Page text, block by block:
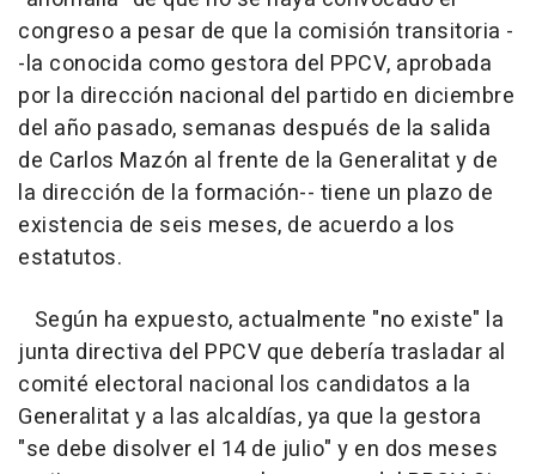
congreso a pesar de que la comisión transitoria -
-la conocida como gestora del PPCV, aprobada
por la dirección nacional del partido en diciembre
del año pasado, semanas después de la salida
de Carlos Mazón al frente de la Generalitat y de
la dirección de la formación-- tiene un plazo de
existencia de seis meses, de acuerdo a los
estatutos.
Según ha expuesto, actualmente "no existe" la
junta directiva del PPCV que debería trasladar al
comité electoral nacional los candidatos a la
Generalitat y a las alcaldías, ya que la gestora
"se debe disolver el 14 de julio" y en dos meses